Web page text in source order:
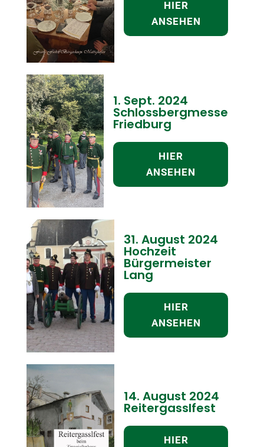
HIER
ANSEHEN
1. Sept. 2024
Schlossbergmesse
Friedburg
HIER
ANSEHEN
31. August 2024
Hochzeit
Bürgermeister
Lang
HIER
ANSEHEN
14. August 2024
Reitergasslfest
HIER